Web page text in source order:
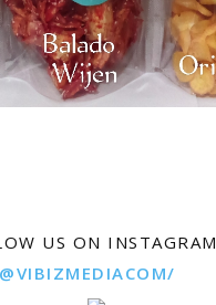
US ON INSTAGRAM
@VIBIZMEDIACOM/